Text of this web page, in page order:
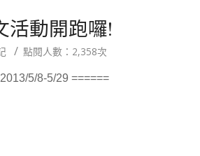
活動開跑囉!
點閱人數：2,358次
5/8-5/29 ======